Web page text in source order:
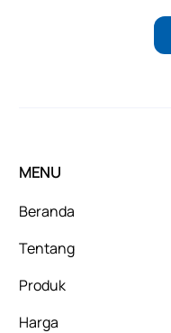
MENU
Beranda
Tentang
Produk
Harga